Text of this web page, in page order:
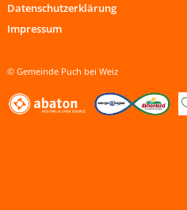
Datenschutzerklärung
Impressum
© Gemeinde Puch bei Weiz